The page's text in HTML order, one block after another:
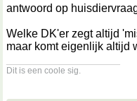
antwoord op
Welke DK'er zegt altijd
maar komt eigenlijk altijd
Dit is een coole sig.